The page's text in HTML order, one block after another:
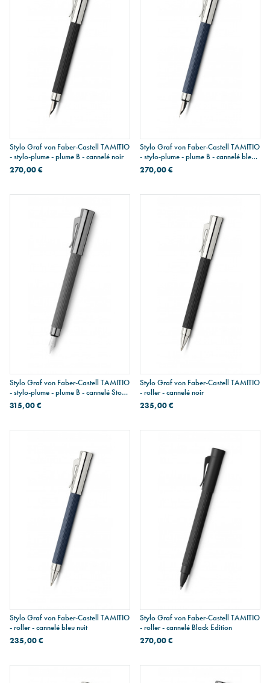
Stylo Graf von Faber-Castell TAMITIO
- stylo-plume - plume B - cannelé noir
270,00 €
Stylo Graf von Faber-Castell TAMITIO
- stylo-plume - plume B - cannelé bleu
nuit
270,00 €
Stylo Graf von Faber-Castell TAMITIO
- stylo-plume - plume B - cannelé Stone
Grey
315,00 €
Stylo Graf von Faber-Castell TAMITIO
- roller - cannelé noir
235,00 €
Stylo Graf von Faber-Castell TAMITIO
- roller - cannelé bleu nuit
235,00 €
Stylo Graf von Faber-Castell TAMITIO
- roller - cannelé Black Edition
270,00 €